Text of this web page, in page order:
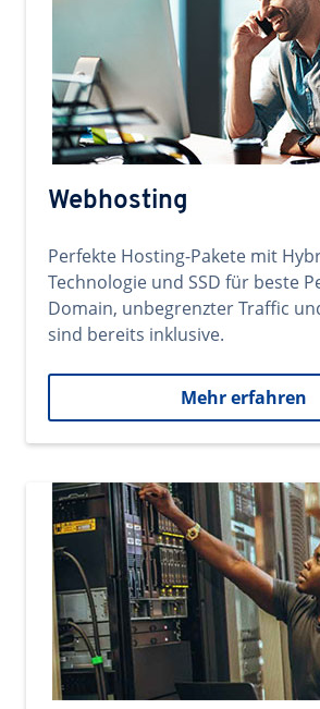
Webhosting
Perfekte Hosting-Pakete mit
Technologie und SSD für beste
Domain, unbegrenzter Traffic
sind bereits inklusive.
Mehr erfahren